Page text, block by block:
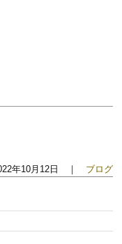
年10月12日 ｜ ブログ